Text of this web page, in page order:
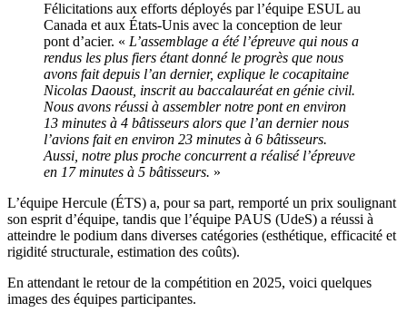
Félicitations aux efforts déployés par l’équipe ESUL au
Canada et aux États-Unis avec la conception de leur
pont d’acier. « L’assemblage a été l’épreuve qui nous a
rendus les plus fiers étant donné le progrès que nous
avons fait depuis l’an dernier, explique le cocapitaine
Nicolas Daoust, inscrit au baccalauréat en génie civil.
Nous avons réussi à assembler notre pont en environ
13 minutes à 4 bâtisseurs alors que l’an dernier nous
l’avions fait en environ 23 minutes à 6 bâtisseurs.
Aussi, notre plus proche concurrent a réalisé l’épreuve
en 17 minutes à 5 bâtisseurs. »
L’équipe Hercule (ÉTS) a, pour sa part, remporté un prix soulignant
son esprit d’équipe, tandis que l’équipe PAUS (UdeS) a réussi à
atteindre le podium dans diverses catégories (esthétique, efficacité et
rigidité structurale, estimation des coûts).
En attendant le retour de la compétition en 2025, voici quelques
images des équipes participantes.